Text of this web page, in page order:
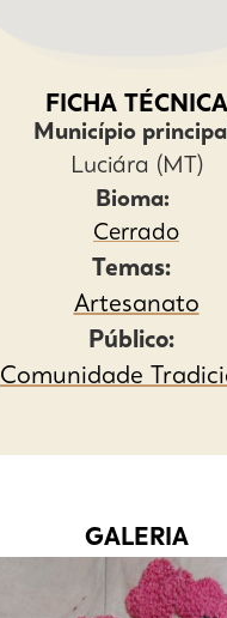
FICHA TÉCNICA
Município
Luciára (MT)
Bioma:
Cerrado
Temas:
Artesanato
Público:
Comunidade
GALERIA